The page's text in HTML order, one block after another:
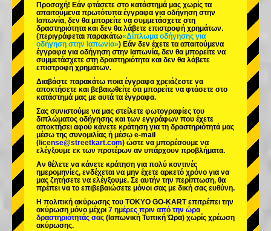
Προσοχή! Εάν φτάσετε στο κατάστημά μας χωρίς τα
απαιτούμενα πρωτότυπα έγγραφα για οδήγηση στην
Ιαπωνία, δεν θα μπορείτε να συμμετάσχετε στη
δραστηριότητα και δεν θα λάβετε επιστροφή χρημάτων.
(περιγράφεται παρακάτω«Δίπλωμα οδήγησης για
οδήγηση στην Ιαπωνία») Εάν δεν έχετε τα απαιτούμενα
έγγραφα για οδήγηση στην Ιαπωνία, δεν θα μπορείτε να
συμμετάσχετε στη δραστηριότητα και δεν θα λάβετε
επιστροφή χρημάτων.
Διαβάστε παρακάτω ποια έγγραφα χρειάζεστε να
αποκτήσετε και βεβαιωθείτε ότι μπορείτε να φτάσετε στο
κατάστημά μας με αυτά τα έγγραφα.
Σας συνιστούμε να μας στείλετε φωτογραφίες του
διπλώματος οδήγησης και των εγγράφων που έχετε
αποκτήσει αφού κάνετε κράτηση για τη δραστηριότητά μας
μέσω της συνομιλίας ή μέσω e-mail
( license@streetkart.com) ώστε να μπορέσουμε να
ελέγξουμε εκ των προτέρων αν υπάρχουν προβλήματα.
Αν θέλετε να κάνετε κράτηση για πολύ κοντινές
ημερομηνίες, ενδέχεται να μην έχετε αρκετό χρόνο για να
μας ζητήσετε να ελέγξουμε. Σε αυτήν την περίπτωση, θα
πρέπει να το επιβεβαιώσετε μόνοι σας με δική σας ευθύνη.
Η πολιτική ακύρωσης του TOKYO GO-KART επιτρέπει την
ακύρωση μόνο μέχρι 7 ημέρες πριν από την ώρα
δραστηριότητάς σας (Ιαπωνική Τυπική Ώρα) χωρίς χρέωση
ακύρωσης.